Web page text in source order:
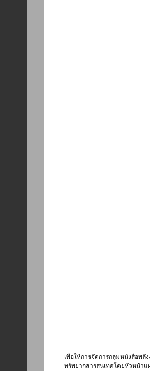
เพื่อให้การจัดการกลุ่มหนังสือพลั
ทรัพยากสารสนเทศโดยหัวหน้าแ